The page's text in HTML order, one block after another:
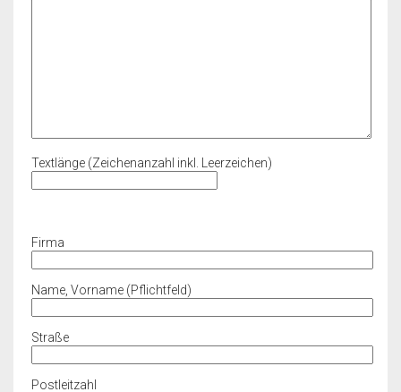
Textlänge (Zeichenanzahl inkl. Leerzeichen)
Firma
Name, Vorname (Pflichtfeld)
Straße
Postleitzahl